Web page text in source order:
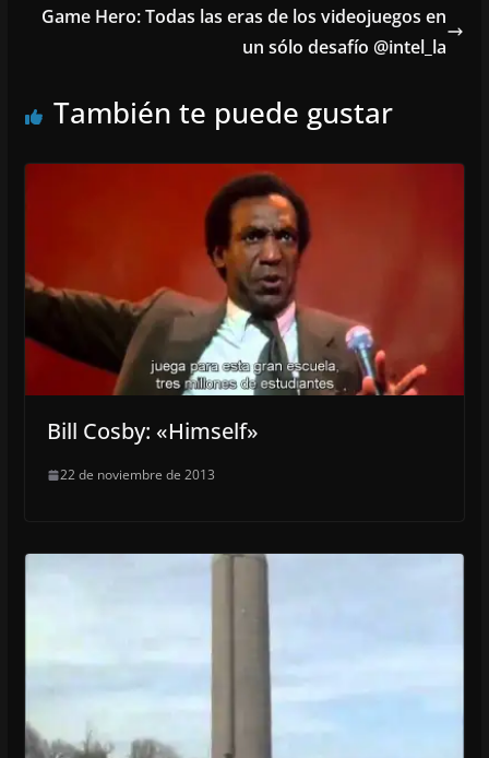
Game Hero: Todas las eras de los videojuegos en
un sólo desafío @intel_la
También te puede gustar
Bill Cosby: «Himself»
22 de noviembre de 2013